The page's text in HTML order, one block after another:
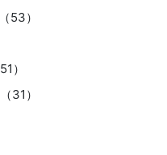
53）
）
31）